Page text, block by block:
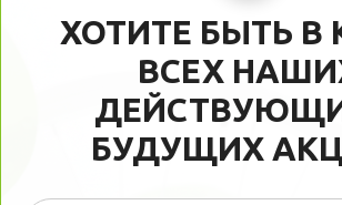
ХОТИТЕ БЫТЬ В
ВСЕХ
БУДУЩИХ